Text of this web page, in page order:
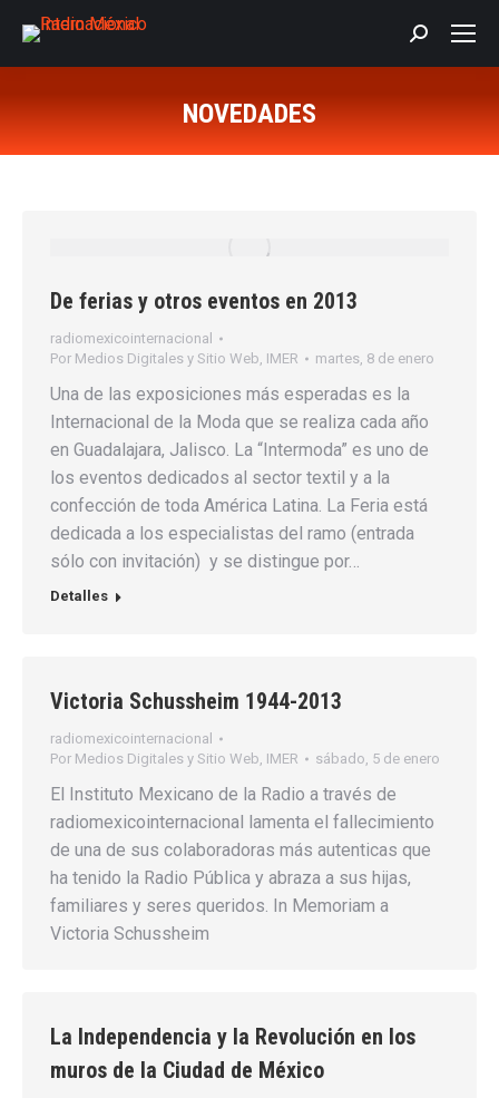
Buscar:
NOVEDADES
De ferias y otros eventos en 2013
radiomexicointernacional
Por Medios Digitales y Sitio Web, IMER martes, 8 de enero
Una de las exposiciones más esperadas es la
Internacional de la Moda que se realiza cada año
en Guadalajara, Jalisco. La “Intermoda” es uno de
los eventos dedicados al sector textil y a la
confección de toda América Latina. La Feria está
dedicada a los especialistas del ramo (entrada
sólo con invitación) y se distingue por…
Detalles
Victoria Schussheim 1944-2013
radiomexicointernacional
Por Medios Digitales y Sitio Web, IMER sábado, 5 de enero
El Instituto Mexicano de la Radio a través de
radiomexicointernacional lamenta el fallecimiento
de una de sus colaboradoras más autenticas que
ha tenido la Radio Pública y abraza a sus hijas,
familiares y seres queridos. In Memoriam a
Victoria Schussheim
La Independencia y la Revolución en los
muros de la Ciudad de México